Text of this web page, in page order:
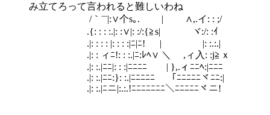
み立てろって言われると難しいわね
/｀¨¨|:∨个s｡. | ∧,.イ: : ;/
.{: : : :.|: :∨|: :/:{≧s| ヾ:/: :ｲ
.|: : : : |: : : :|ﾆ|ﾆ! | |: :.:.|
.|: : ィﾆ!: : :.|ﾆ:ﾚﾍ∨ ＼ ,ィ入: :j≧ｘ
.|: :.|ﾆﾆ|: : :|ﾆﾆﾆﾆ | },.ィﾆﾆﾍ:|ﾆﾆﾆ
.|: :.|ﾆﾆ:}: :.|ﾆﾆﾆﾆﾆ 「ﾆﾆﾆﾆﾆヾﾆﾆ:|
.|: :.|ﾆニ|:.:.!ﾆﾆﾆﾆﾆﾆﾆ＼ﾆﾆﾆﾆﾆヾニ!